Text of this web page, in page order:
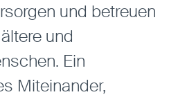
und betreuen
und
Ein
Miteinander,